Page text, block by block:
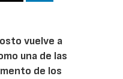
vuelve a
una de las
de los